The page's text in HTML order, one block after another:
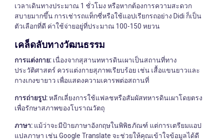
เวลาเดินทางประมาณ 1 ชั่วโมง หรือหากต้องการความสะดวก
สบายมากขึ้น การเช่ารถแท็กซี่หรือใช้แอปเรียกรถอย่าง Didi ก็เป็น
ตัวเลือกที่ดี ค่าใช้จ่ายอยู่ที่ประมาณ 100-150 หยวน
เคล็ดลับทางวัฒนธรรม
การแต่งกาย: เนื่องจากสุสานทหารดินเผาเป็นสถานที่ทาง
ประวัติศาสตร์ ควรแต่งกายสุภาพเรียบร้อย เช่น เสื้อแขนยาวและ
กางเกงขายาว เพื่อแสดงความเคารพต่อสถานที่
การถ่ายรูป:หลีกเลี่ยงการใช้แฟลชหรือสัมผัสทหารดินเผาโดยตรง
เพื่อรักษาสภาพของโบราณวัตถุ
ภาษา: แม้ว่าจะมีป้ายภาษาอังกฤษในพิพิธภัณฑ์ แต่การเตรียมแอป
แปลภาษา เช่น Google Translate จะช่วยให้คุณเข้าใจข้อมูลได้ดี